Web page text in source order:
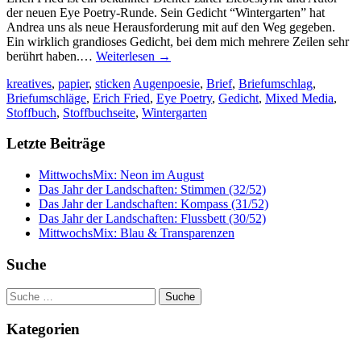
der neuen Eye Poetry-Runde. Sein Gedicht “Wintergarten” hat
Andrea uns als neue Herausforderung mit auf den Weg gegeben.
Ein wirklich grandioses Gedicht, bei dem mich mehrere Zeilen sehr
berührt haben.… Weiterlesen →
kreatives, papier, sticken Augenpoesie, Brief, Briefumschlag,
Briefumschläge, Erich Fried, Eye Poetry, Gedicht, Mixed Media,
Stoffbuch, Stoffbuchseite, Wintergarten
Letzte Beiträge
MittwochsMix: Neon im August
Das Jahr der Landschaften: Stimmen (32/52)
Das Jahr der Landschaften: Kompass (31/52)
Das Jahr der Landschaften: Flussbett (30/52)
MittwochsMix: Blau & Transparenzen
Suche
Suche
nach:
Kategorien